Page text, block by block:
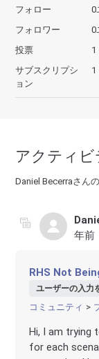
フォロー
0
フォロワー
0
投票
1
サブスクリプシ
ョン
1
アクティ
Daniel Becerraさん
年前
RHS Not
ユーザーの入力
コミュニティ
Hi, I am trying
for each